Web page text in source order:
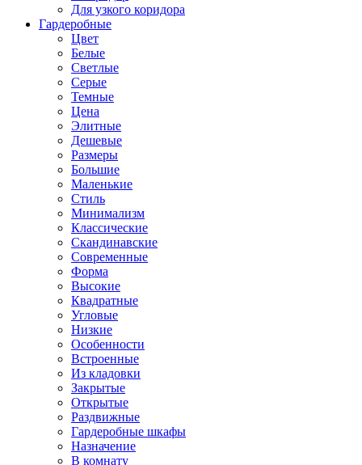
Для узкого коридора
Гардеробные
Цвет
Белые
Светлые
Серые
Темные
Цена
Элитные
Дешевые
Размеры
Большие
Маленькие
Стиль
Минимализм
Классические
Скандинавские
Современные
Форма
Высокие
Квадратные
Угловые
Низкие
Особенности
Встроенные
Из кладовки
Закрытые
Открытые
Раздвижные
Гардеробные шкафы
Назначение
В комнату